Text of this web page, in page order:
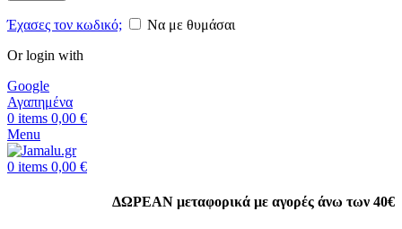
Έχασες τον κωδικό;
Να με θυμάσαι
Or login with
Google
Αγαπημένα
0 items 0,00 €
Menu
0 items 0,00 €
ΔΩΡΕΑΝ μεταφορικά με αγορές άνω των 40€